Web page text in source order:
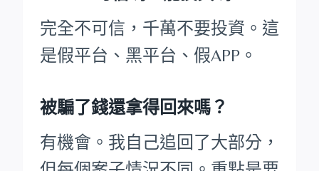
完全不可信，千萬不要投資。這
是假平台、黑平台、假APP。
被騙了錢還拿得回來嗎？
有機會。我自己追回了大部分，